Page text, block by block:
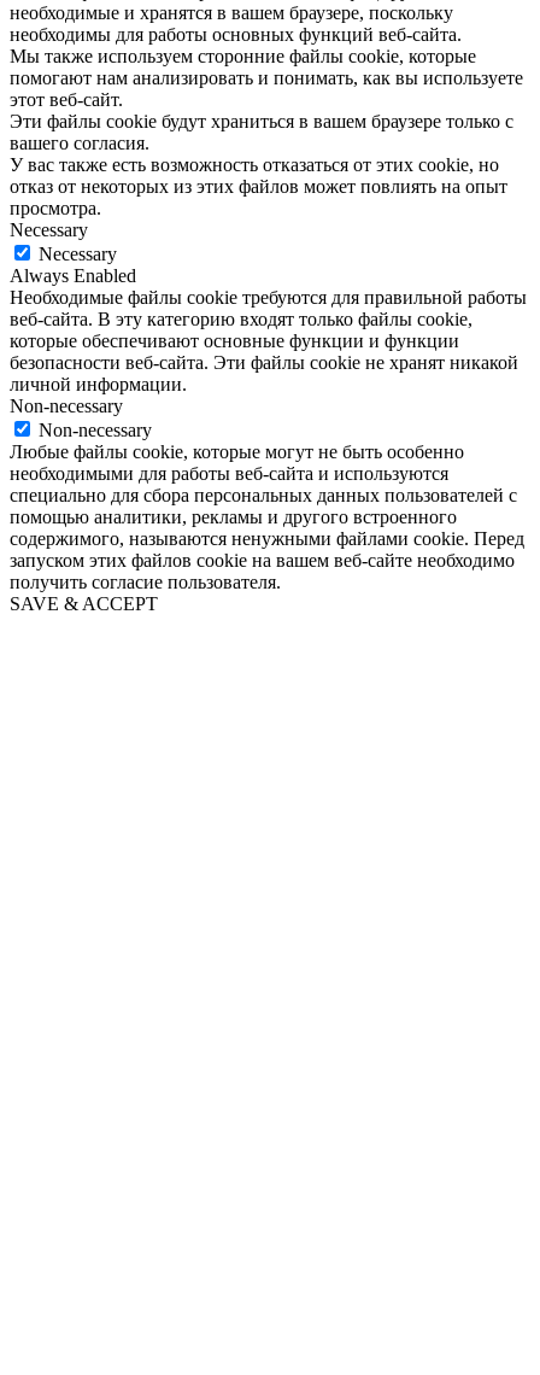
необходимые и хранятся в вашем браузере, поскольку
необходимы для работы основных функций веб-сайта.
Мы также используем сторонние файлы cookie, которые
помогают нам анализировать и понимать, как вы используете
этот веб-сайт.
Эти файлы cookie будут храниться в вашем браузере только с
вашего согласия.
У вас также есть возможность отказаться от этих cookie, но
отказ от некоторых из этих файлов может повлиять на опыт
просмотра.
Necessary
Necessary
Always Enabled
Необходимые файлы cookie требуются для правильной работы
веб-сайта. В эту категорию входят только файлы cookie,
которые обеспечивают основные функции и функции
безопасности веб-сайта. Эти файлы cookie не хранят никакой
личной информации.
Non-necessary
Non-necessary
Любые файлы cookie, которые могут не быть особенно
необходимыми для работы веб-сайта и используются
специально для сбора персональных данных пользователей с
помощью аналитики, рекламы и другого встроенного
содержимого, называются ненужными файлами cookie. Перед
запуском этих файлов cookie на вашем веб-сайте необходимо
получить согласие пользователя.
SAVE & ACCEPT